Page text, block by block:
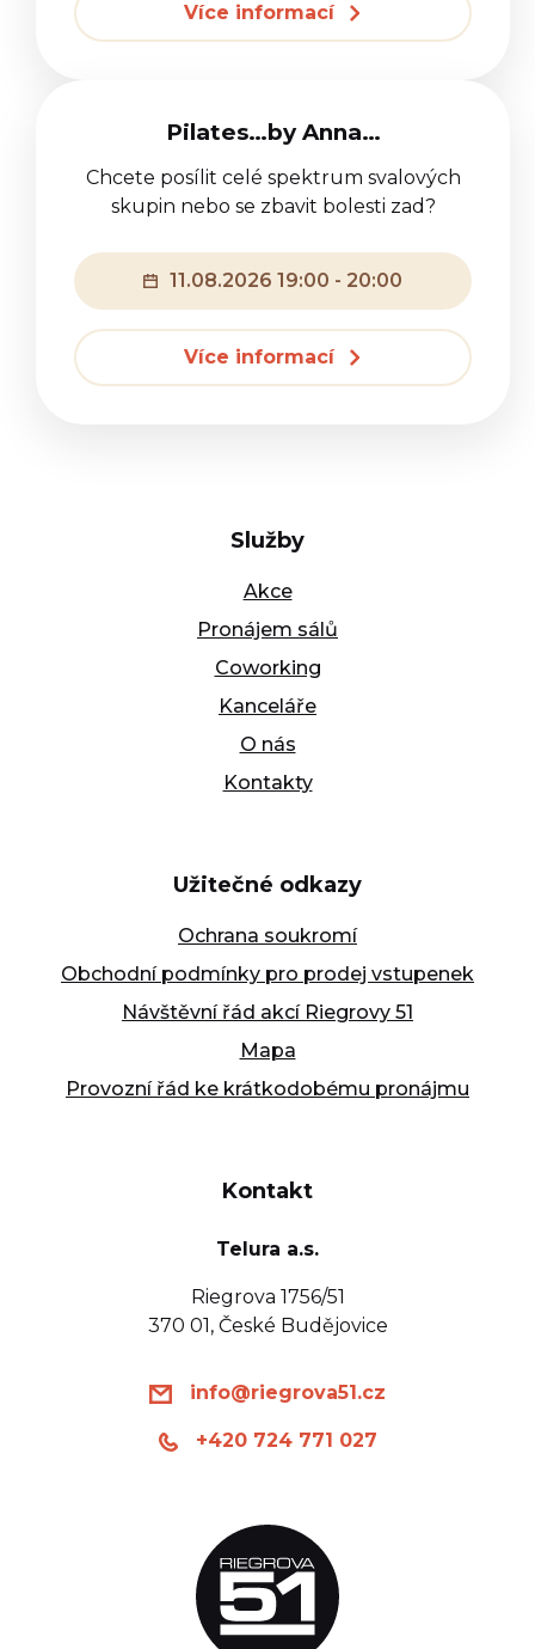
Více informací
Pilates…by Anna…
Chcete posílit celé spektrum svalových
skupin nebo se zbavit bolesti zad?
11.08.2026 19:00 - 20:00
Více informací
Služby
Akce
Pronájem sálů
Coworking
Kanceláře
O nás
Kontakty
Užitečné odkazy
Ochrana soukromí
Obchodní podmínky pro prodej vstupenek
Návštěvní řád akcí Riegrovy 51
Mapa
Provozní řád ke krátkodobému pronájmu
Kontakt
Telura a.s.
Riegrova 1756/51
370 01, České Budějovice
info@riegrova51.cz
+420 724 771 027